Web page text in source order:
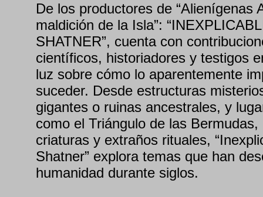
De los productores de “Alienígenas
maldición de la Isla”:
SHATNER”, cuenta con
científicos, historiadores y testigos
luz sobre cómo lo aparentemente
suceder. Desde estructuras
gigantes o ruinas ancestrales, y
como el Triángulo de las
criaturas y extraños rituales,
Shatner” explora temas que han
humanidad durante siglos.